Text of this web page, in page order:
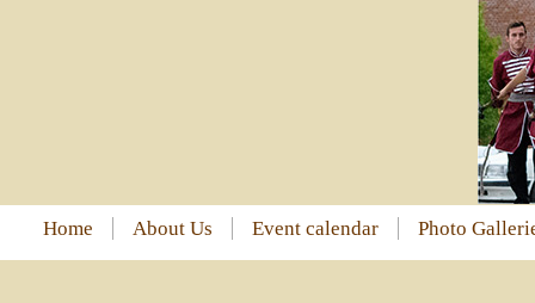
Home About Us Event calendar Photo